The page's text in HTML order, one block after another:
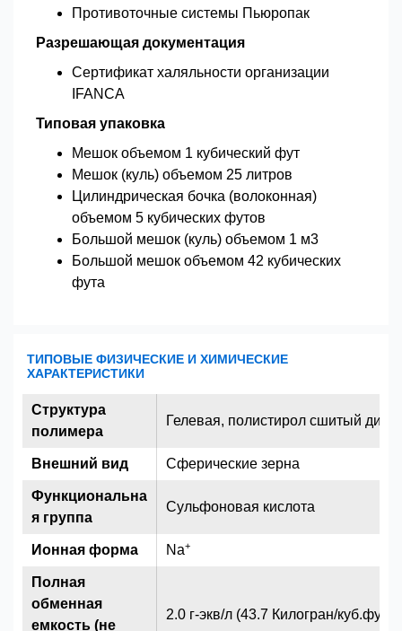
Противоточные системы Пьюропак
Разрешающая документация
Сертификат халяльности организации
IFANCA
Типовая упаковка
Мешок объемом 1 кубический фут
Мешок (куль) объемом 25 литров
Цилиндрическая бочка (волоконная)
объемом 5 кубических футов
Большой мешок (куль) объемом 1 м3
Большой мешок объемом 42 кубических
фута
ТИПОВЫЕ ФИЗИЧЕСКИЕ И ХИМИЧЕСКИЕ
ХАРАКТЕРИСТИКИ
Гелевая, полистирол сшитый
Сферические зерна
Сульфоновая кислота
Na+
2.0 г-экв/л (43.7 Килогран/куб.фут)
Структура
полимера
Внешний вид
Функциональна
я группа
Ионная форма
Полная
обменная
емкость (не